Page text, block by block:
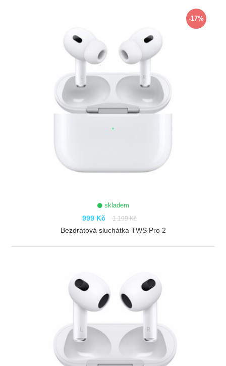
-17%
skladem
999 Kč 1 199 Kč
Bezdrátová sluchátka TWS Pro 2